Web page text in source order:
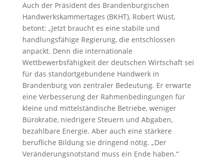
Auch der Präsident des Brandenburgischen
Handwerkskammertages (BKHT), Robert Wüst,
betont: „Jetzt braucht es eine stabile und
handlungsfähige Regierung, die entschlossen
anpackt. Denn die internationale
Wettbewerbsfähigkeit der deutschen Wirtschaft sei
für das standortgebundene Handwerk in
Brandenburg von zentraler Bedeutung. Er erwarte
eine Verbesserung der Rahmenbedingungen für
kleine und mittelständische Betriebe, weniger
Bürokratie, niedrigere Steuern und Abgaben,
bezahlbare Energie. Aber auch eine stärkere
berufliche Bildung sie dringend nötig. „Der
Veränderungsnotstand muss ein Ende haben.“